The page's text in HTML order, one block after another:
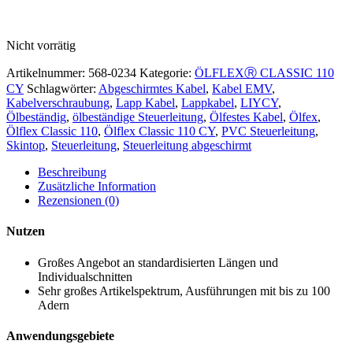
Nicht vorrätig
Artikelnummer: 568-0234 Kategorie: ÖLFLEXⓇ CLASSIC 110
CY Schlagwörter: Abgeschirmtes Kabel, Kabel EMV,
Kabelverschraubung, Lapp Kabel, Lappkabel, LIYCY,
Ölbeständig, ölbeständige Steuerleitung, Ölfestes Kabel, Ölfex,
Ölflex Classic 110, Ölflex Classic 110 CY, PVC Steuerleitung,
Skintop, Steuerleitung, Steuerleitung abgeschirmt
Beschreibung
Zusätzliche Information
Rezensionen (0)
Nutzen
Großes Angebot an standardisierten Längen und
Individualschnitten
Sehr großes Artikelspektrum, Ausführungen mit bis zu 100
Adern
Anwendungsgebiete